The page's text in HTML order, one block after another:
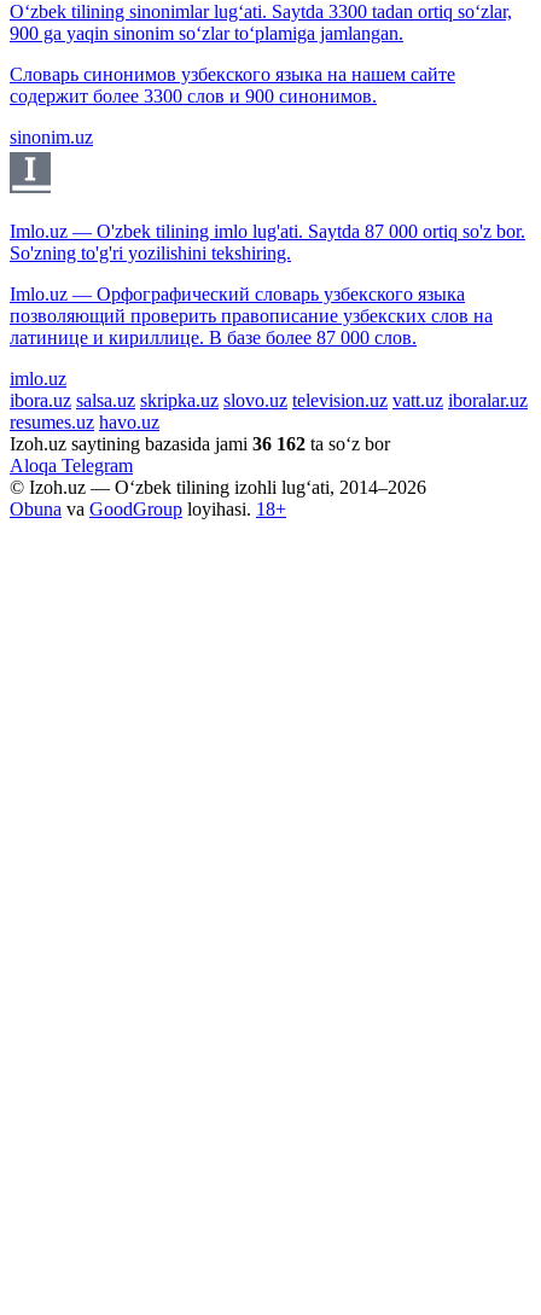
O‘zbek tilining sinonimlar lug‘ati. Saytda 3300 tadan ortiq so‘zlar,
900 ga yaqin sinonim so‘zlar to‘plamiga jamlangan.
Словарь синонимов узбекского языка на нашем сайте
содержит более 3300 слов и 900 синонимов.
sinonim.uz
Imlo.uz — O'zbek tilining imlo lug'ati. Saytda 87 000 ortiq so'z bor.
So'zning to'g'ri yozilishini tekshiring.
Imlo.uz — Орфографический словарь узбекского языка
позволяющий проверить правописание узбекских слов на
латинице и кириллице. В базе более 87 000 слов.
imlo.uz
ibora.uz salsa.uz skripka.uz slovo.uz television.uz vatt.uz iboralar.uz
resumes.uz havo.uz
Izoh.uz saytining bazasida jami 36 162 ta so‘z bor
Aloqa Telegram
© Izoh.uz — O‘zbek tilining izohli lug‘ati, 2014–2026
Obuna va GoodGroup loyihasi. 18+